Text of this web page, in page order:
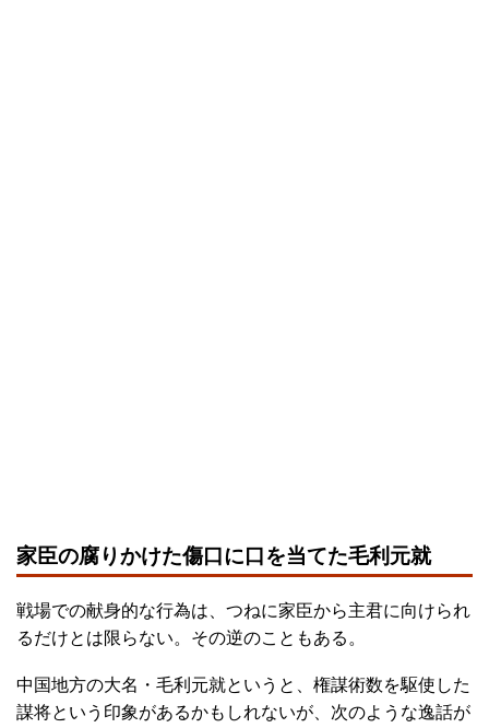
家臣の腐りかけた傷口に口を当てた毛利元就
戦場での献身的な行為は、つねに家臣から主君に向けられ
るだけとは限らない。その逆のこともある。
中国地方の大名・毛利元就というと、権謀術数を駆使した
謀将という印象があるかもしれないが、次のような逸話が